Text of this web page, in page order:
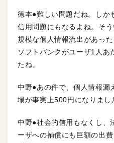
徳本●難しい問題だね。しか
信用問題にもなるよね。そ
規模な個人情報流出があっ
ソフトバンクがユーザ1人あ
たね。
中野●あの件で、個人情報漏
場が事実上500円になりまし
中野●社会的信用もなくし、
ーザへの補償にも巨額の出